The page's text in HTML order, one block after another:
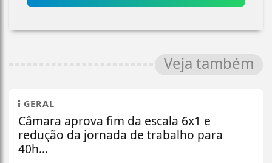
Veja também
GERAL
Câmara aprova fim da escala 6x1 e
redução da jornada de trabalho para
40h...